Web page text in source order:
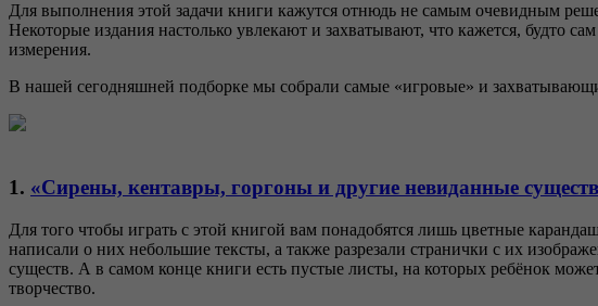
Для выполнения этой задачи книги кажутся отнюдь не самым очевидным
Некоторые издания настолько увлекают и захватывают, что кажется, будто
измерения.
В нашей сегодняшней подборке мы собрали самые «игровые» и
1. «Сирены, кентавры, горгоны и другие невиданные
Для того чтобы играть с этой книгой вам понадобятся лишь цветные
написали о них небольшие тексты, а также разрезали странички с их
существ. А в самом конце книги есть пустые листы, на которых ребёнок
творчество.